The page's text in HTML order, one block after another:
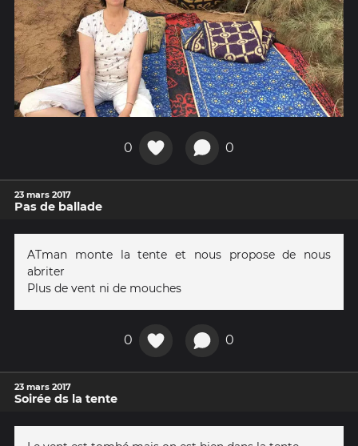
0 0
23 mars 2017
Pas de ballade
ATman monte la tente et nous propose de nous
abriter
Plus de vent ni de mouches
0 0
23 mars 2017
Soirée ds la tente